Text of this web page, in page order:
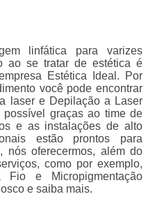
linfática para varizes
ao se tratar de estética é
Estética Ideal. Por
você pode encontrar
laser e Depilação a Laser
graças ao time de
e as instalações de alto
estão prontos para
nós oferecermos, além do
como por exemplo,
Fio e Micropigmentação
e saiba mais.